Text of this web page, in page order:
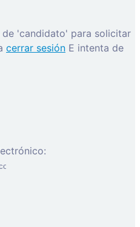
de 'candidato' para solicitar
cerrar sesión E intenta de